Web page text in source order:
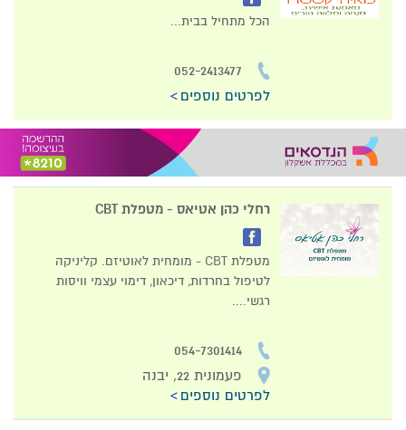
הכל מתחיל בבית...
052-2413477
לפרטים נוספים
רחלי כהן אטיאס - מטפלת CBT
מטפלת CBT - מומחית לאוטיזם. קליניקה
לטיפול בחרדות, דיכאון, דימוי עצמי וויסות
רגשי....
054-7301414
פעמונית 22, יבנה
לפרטים נוספים